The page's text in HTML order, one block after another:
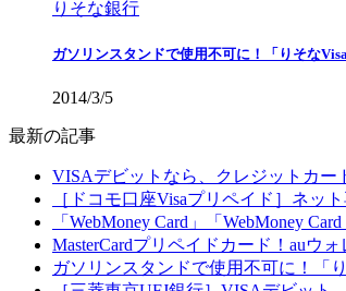
りそな銀行
ガソリンスタンドで使用不可に！「りそな
2014/3/5
最新の記事
VISAデビットなら、クレジットカー
［ドコモ口座Visaプリペイド］ネッ
「WebMoney Card」「WebMoney
MasterCardプリペイドカード！auウ
ガソリンスタンドで使用不可に！「